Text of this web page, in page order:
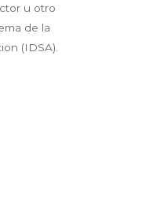
u otro
de la
(IDSA).